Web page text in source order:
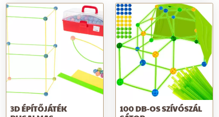
3D ÉPÍTŐJÁTÉK
100 DB-OS SZÍVÓSZÁL